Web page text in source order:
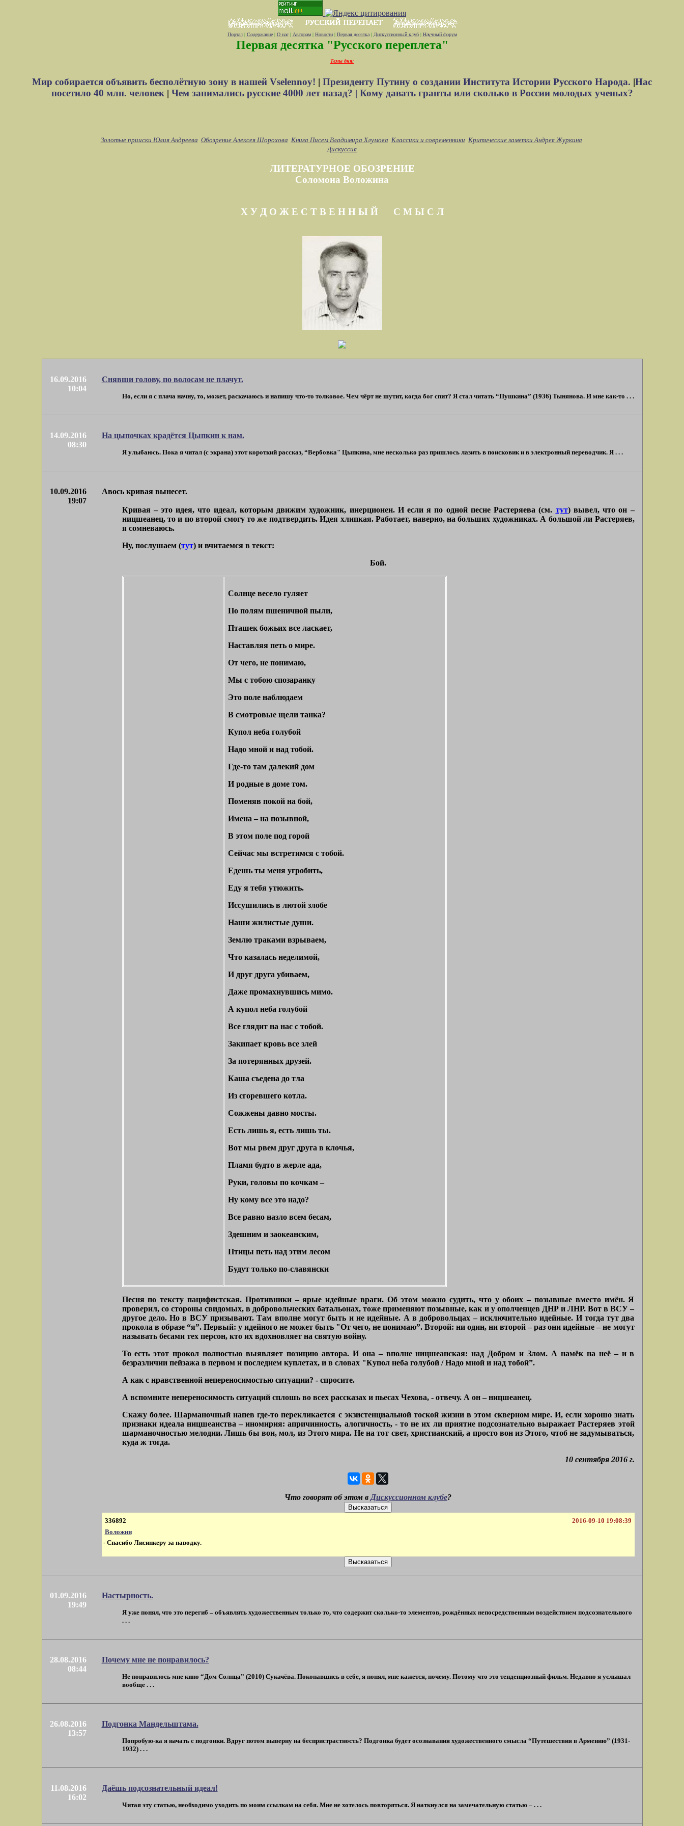
Портал| Содержание| О нас| Авторам| Новости| Первая десятка| Дискуссионный клуб| Научный форум
Первая десятка "Русского переплета"
Темы дня:
Мир собирается объявить бесполётную зону в нашей Vselennoy! | Президенту Путину о создании Института Истории Русского Народа. |Нас
посетило 40 млн. человек| Чем занимались русские 4000 лет назад? | Кому давать гранты или сколько в России молодых ученых?
Золотые прииски Юлия Андреева Обозрение Алексея Шорохова Книга Писем Владимира Хлумова Классики и современники Критические заметки Андрея Журкина
Дискуссия
ЛИТЕРАТУРНОЕ ОБОЗРЕНИЕ
Соломона Воложина
Х У Д О Ж Е С Т В Е Н Н Ы Й С М Ы С Л
16.09.2016
10:04
Снявши голову, по волосам не плачут.
Но, если я с плача начну, то, может, раскачаюсь и напишу что-то толковое. Чем чёрт не шутит, когда бог спит? Я стал читать “Пушкина” (1936) Тынянова. И мне как-то . . .
14.09.2016
08:30
На цыпочках крадётся Цыпкин к нам.
Я улыбаюсь. Пока я читал (с экрана) этот короткий рассказ, “Вербовка" Цыпкина, мне несколько раз пришлось лазить в поисковик и в электронный переводчик. Я . . .
10.09.2016
19:07
Авось кривая вынесет.
Кривая – это идея, что идеал, которым движим художник, инерционен. И если я по одной песне Растеряева (см. тут) вывел, что он –
ницшеанец, то и по второй смогу то же подтвердить. Идея хлипкая. Работает, наверно, на больших художниках. А большой ли Растеряев,
я сомневаюсь.
Ну, послушаем (тут) и вчитаемся в текст:
Бой.
Солнце весело гуляет
По полям пшеничной пыли,
Пташек божьих все ласкает,
Наставляя петь о мире.
От чего, не понимаю,
Мы с тобою спозаранку
Это поле наблюдаем
В смотровые щели танка?
Купол неба голубой
Надо мной и над тобой.
Где-то там далекий дом
И родные в доме том.
Поменяв покой на бой,
Имена – на позывной,
В этом поле под горой
Сейчас мы встретимся с тобой.
Едешь ты меня угробить,
Еду я тебя утюжить.
Иссушились в лютой злобе
Наши жилистые души.
Землю траками взрываем,
Что казалась неделимой,
И друг друга убиваем,
Даже промахнувшись мимо.
А купол неба голубой
Все глядит на нас с тобой.
Закипает кровь все злей
За потерянных друзей.
Каша съедена до тла
Из сгоревшего котла.
Сожжены давно мосты.
Есть лишь я, есть лишь ты.
Вот мы рвем друг друга в клочья,
Пламя будто в жерле ада,
Руки, головы по кочкам –
Ну кому все это надо?
Все равно назло всем бесам,
Здешним и заокеанским,
Птицы петь над этим лесом
Будут только по-славянски
Песня по тексту пацифистская. Противники – ярые идейные враги. Об этом можно судить, что у обоих – позывные вместо имён. Я
проверил, со стороны свидомых, в добровольческих батальонах, тоже применяют позывные, как и у ополченцев ДНР и ЛНР. Вот в ВСУ –
другое дело. Но в ВСУ призывают. Там вполне могут быть и не идейные. А в добровольцах – исключительно идейные. И тогда тут два
прокола в образе “я”. Первый: у идейного не может быть "От чего, не понимаю”. Второй: ни один, ни второй – раз они идейные – не могут
называть бесами тех персон, кто их вдохновляет на святую войну.
То есть этот прокол полностью выявляет позицию автора. И она – вполне ницшеанская: над Добром и Злом. А намёк на неё – и в
безразличии пейзажа в первом и последнем куплетах, и в словах "Купол неба голубой / Надо мной и над тобой”.
А как с нравственной непереносимостью ситуации? - спросите.
А вспомните непереносимость ситуаций сплошь во всех рассказах и пьесах Чехова, - отвечу. А он – ницшеанец.
Скажу более. Шарманочный напев где-то перекликается с экзистенциальной тоской жизни в этом скверном мире. И, если хорошо знать
признаки идеала ницшеанства – иномирия: апричинность, алогичность, - то не их ли приятие подсознательно выражает Растеряев этой
шарманочностью мелодии. Лишь бы вон, мол, из Этого мира. Не на тот свет, христианский, а просто вон из Этого, чтоб не задумываться,
куда ж тогда.
10 сентября 2016 г.
Что говорят об этом в Дискуссионном клубе?
336892
2016-09-10 19:08:39
Воложин
- Спасибо Лисинкеру за наводку.
01.09.2016
19:49
Настырность.
Я уже понял, что это перегиб – объявлять художественным только то, что содержит сколько-то элементов, рождённых непосредственным воздействием подсознательного
. . .
28.08.2016
08:44
Почему мне не понравилось?
Не понравилось мне кино “Дом Солнца” (2010) Сукачёва. Покопавшись в себе, я понял, мне кажется, почему. Потому что это тенденциозный фильм. Недавно я услышал
вообще . . .
26.08.2016
13:57
Подгонка Мандельштама.
Попробую-ка я начать с подгонки. Вдруг потом выверну на беспристрастность? Подгонка будет осознавания художественного смысла “Путешествия в Армению” (1931-
1932) . . .
11.08.2016
16:02
Даёшь подсознательный идеал!
Читая эту статью, необходимо уходить по моим ссылкам на себя. Мне не хотелось повторяться. Я наткнулся на замечательную статью – . . .